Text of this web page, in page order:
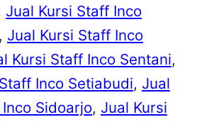
Jual Kursi Staff Inco
, Jual Kursi Staff Inco
Kursi Staff Inco Sentani
Inco Setiabudi, Jual
Sidoarjo, Jual Kursi